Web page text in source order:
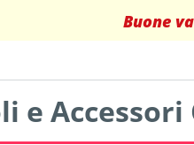
Buone
e Accessori